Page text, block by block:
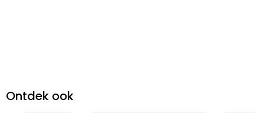
Ontdek ook